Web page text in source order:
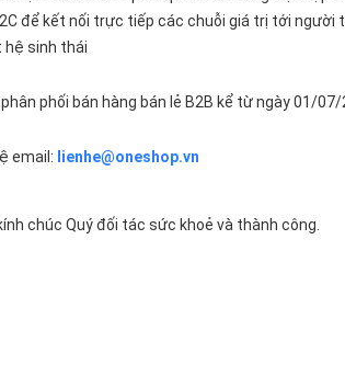
để kết nối trực tiếp các chuỗi giá trị tới người
hệ sinh thái
phối bán hàng bán lẻ B2B kể từ ngày 01/07/
email: lienhe@oneshop.vn
chúc Quý đối tác sức khoẻ và thành công.